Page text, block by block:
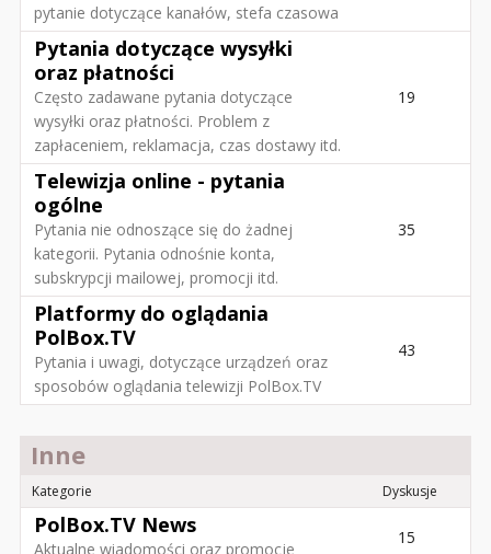
pytanie dotyczące kanałów, stefa czasowa
Pytania dotyczące wysyłki
oraz płatności
Często zadawane pytania dotyczące
wysyłki oraz płatności. Problem z
zapłaceniem, reklamacja, czas dostawy itd.
19
Telewizja online - pytania
ogólne
Pytania nie odnoszące się do żadnej
kategorii. Pytania odnośnie konta,
subskrypcji mailowej, promocji itd.
35
Platformy do oglądania
PolBox.TV
Pytania i uwagi, dotyczące urządzeń oraz
sposobów oglądania telewizji PolBox.TV
43
Inne
Kategorie Dyskusje
PolBox.TV News
Aktualne wiadomości oraz promocje
15